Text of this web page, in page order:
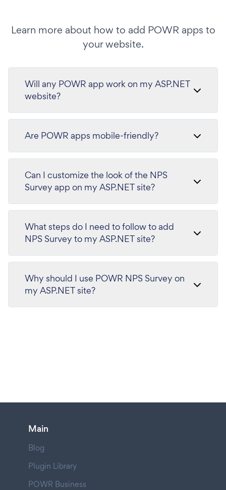
Learn more about how to add POWR apps to
your website.
Will any POWR app work on my ASP.NET
website?
Are POWR apps mobile-friendly?
Can I customize the look of the NPS
Survey app on my ASP.NET site?
What steps do I need to follow to add
NPS Survey to my ASP.NET site?
Why should I use POWR NPS Survey on
my ASP.NET site?
Main
Blog
Plugin Library
POWR Business